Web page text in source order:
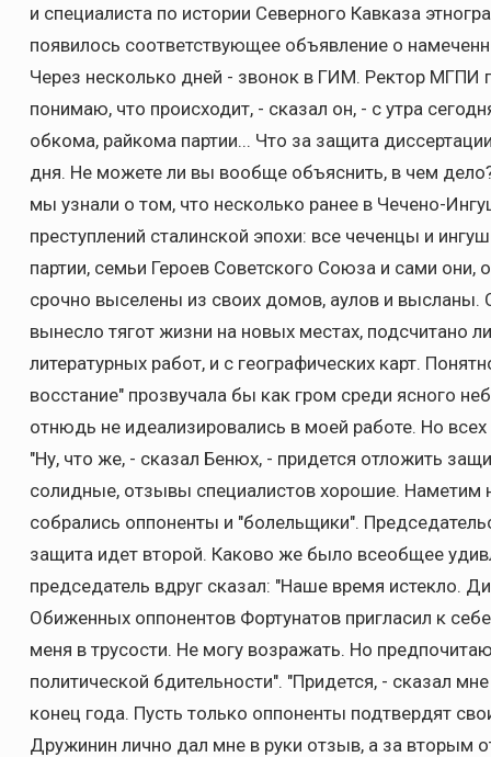
и специалиста по истории Северного Кавказа
появилось соответствующее объявление о
Через несколько дней - звонок в ГИМ. Ректор МГПИ
понимаю, что происходит, - сказал он, - с утра
обкома, райкома партии... Что за защита
дня. Не можете ли вы вообще объяснить, в чем
мы узнали о том, что несколько ранее в Чечено-
преступлений сталинской эпохи: все чеченцы и
партии, семьи Героев Советского Союза и сами
срочно выселены из своих домов, аулов и высланы.
вынесло тягот жизни на новых местах, подсчитано
литературных работ, и с географических карт.
восстание" прозвучала бы как гром среди ясного
отнюдь не идеализировались в моей работе. Но всех
"Ну, что же, - сказал Бенюх, - придется отложить
солидные, отзывы специалистов хорошие.
собрались оппоненты и "болельщики".
защита идет второй. Каково же было всеобщее
председатель вдруг сказал: "Наше время истекло.
Обиженных оппонентов Фортунатов пригласил к
меня в трусости. Не могу возражать. Но
политической бдительности". "Придется, - сказал
конец года. Пусть только оппоненты подтвердят
Дружинин лично дал мне в руки отзыв, а за вторым